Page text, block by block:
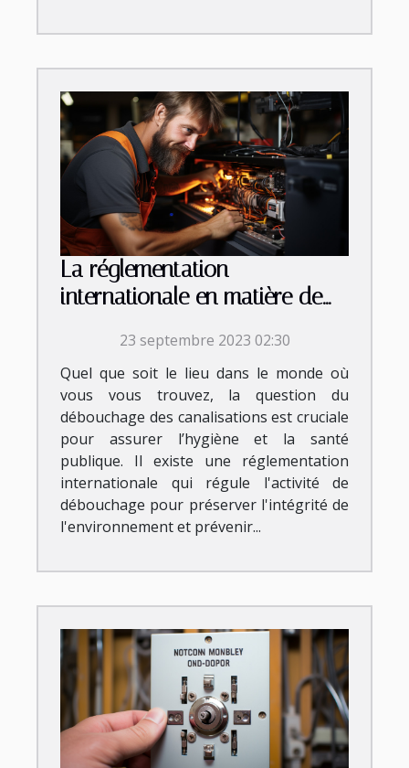
La réglementation
internationale en matière de
23 septembre 2023 02:30
Quel que soit le lieu dans le monde où
vous vous trouvez, la question du
débouchage des canalisations est cruciale
pour assurer l’hygiène et la santé
publique. Il existe une réglementation
internationale qui régule l'activité de
débouchage pour préserver l'intégrité de
l'environnement et prévenir...